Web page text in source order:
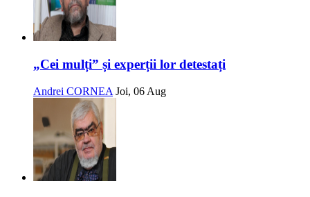
„Cei mulți” și experții lor detestați
Andrei CORNEA Joi, 06 Aug